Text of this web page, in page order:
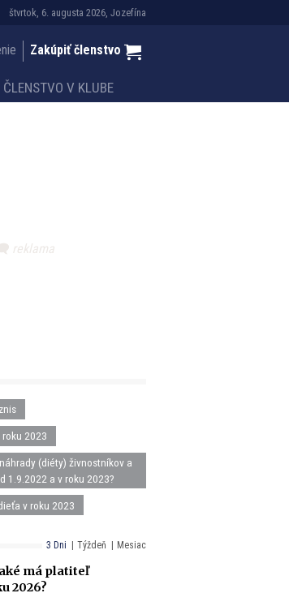
štvrtok, 6. augusta 2026, Jozefína
Zakúpiť členstvo
ČLENSTVO V KLUBE
2023
(diéty) živnostníkov a
1.9.2022 a v roku 2023?
v roku 2023
3 Dni Týždeň Mesiac
má platiteľ
2026?